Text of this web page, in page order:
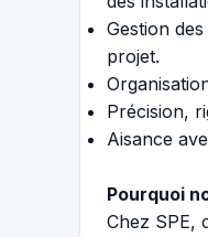
Gestion
projet.
Précision,
Aisance
Pourquoi
Chez SPE,